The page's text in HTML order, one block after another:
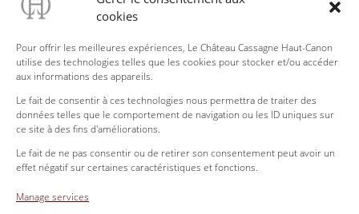
cookies
Pour offrir les meilleures expériences, Le Château Cassagne Haut-Canon
utilise des technologies telles que les cookies pour stocker et/ou accéder
aux informations des appareils.
Le fait de consentir à ces technologies nous permettra de traiter des
données telles que le comportement de navigation ou les ID uniques sur
ce site à des fins d'améliorations.
Le fait de ne pas consentir ou de retirer son consentement peut avoir un
effet négatif sur certaines caractéristiques et fonctions.
Manage services
Zita & Jean-Jacques DUBOIS
33126 Saint Michel de Fronsac
contact@chateau-cassagne.fr